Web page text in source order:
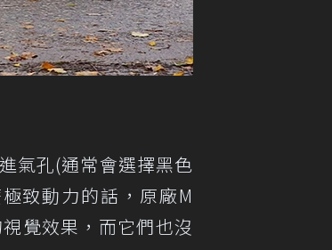
氣孔(通常會選擇黑色
致動力的話，原廠M
覺效果，而它們也沒